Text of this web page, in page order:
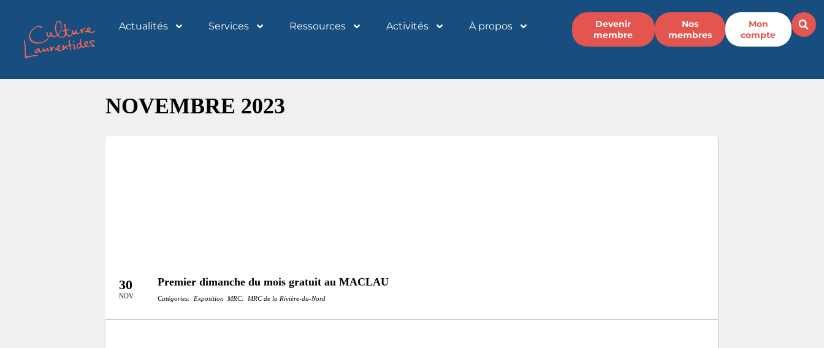
Actualités Services Ressources Activités À propos
Devenir
membre
Nos
membres
Mon
compte
NOVEMBRE 2023
30
NOV
Premier dimanche du mois gratuit au MACLAU
Catégories: Exposition MRC: MRC de la Rivière-du-Nord